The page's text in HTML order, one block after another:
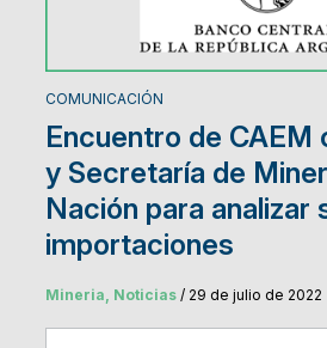
COMUNICACIÓN
Encuentro de CAEM
y Secretaría de
Nación para analizar
importaciones
Mineria, Noticias/ 29 de julio de 2022